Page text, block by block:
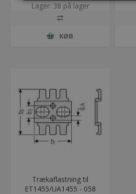
Lager: 38 på lager
KØB
Trækaflastning til
ET1455/UA1455 - 058